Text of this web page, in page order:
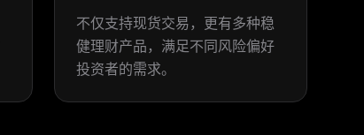
不仅支持现货交易，更有多种稳
健理财产品，满足不同风险偏好
投资者的需求。